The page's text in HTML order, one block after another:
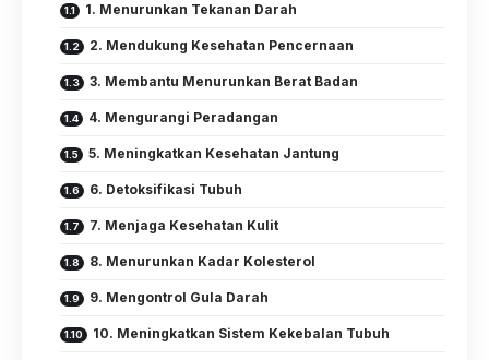
1. Menurunkan Tekanan Darah
2. Mendukung Kesehatan Pencernaan
3. Membantu Menurunkan Berat Badan
4. Mengurangi Peradangan
5. Meningkatkan Kesehatan Jantung
6. Detoksifikasi Tubuh
7. Menjaga Kesehatan Kulit
8. Menurunkan Kadar Kolesterol
9. Mengontrol Gula Darah
10. Meningkatkan Sistem Kekebalan Tubuh